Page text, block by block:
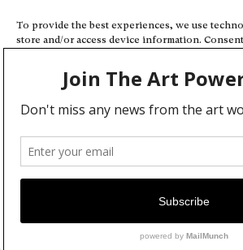
To provide the best experiences, we use
store and/or access device information.
or unique IDs on this site. Not consenting or
may adversely affect certain features and
Deny
View preferences
Cookie Policy
Accueil
Événements
À propos
Partenaires
Contact
Conditions générales
Confidentialité et cookies
Communiquer votre événement